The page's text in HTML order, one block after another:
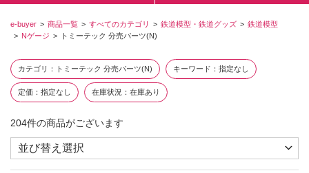
e-buyer 商品一覧 すべてのカテゴリ 鉄道模型・鉄道グッズ
鉄道模型
Nゲージ
トミーテック 分売パーツ(N)
カテゴリ トミーテック 分売パーツ(N) キーワード 指定なし
定価 指定なし 在庫状況 在庫あり
204件の商品がございます